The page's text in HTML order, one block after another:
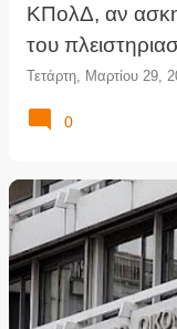
ΚΠολΔ, αν
του
Τετάρτη, Μαρτίου 29,
0